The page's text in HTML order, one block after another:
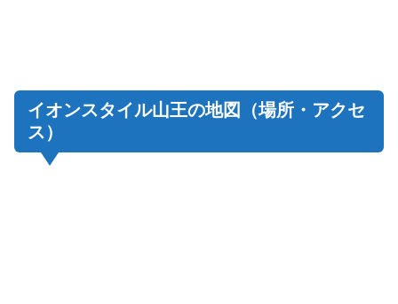
イオンスタイル山王の地図（場所・アクセ
ス）